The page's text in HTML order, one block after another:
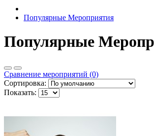
Популярные Мероприятия
Популярные
Сравнение мероприятий (0)
Сортировка:
Показать: